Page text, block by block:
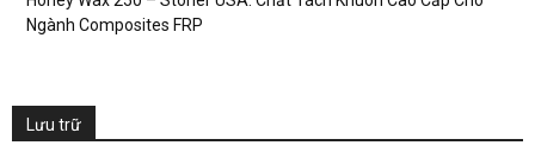
Ngành Composites FRP
Lưu trữ